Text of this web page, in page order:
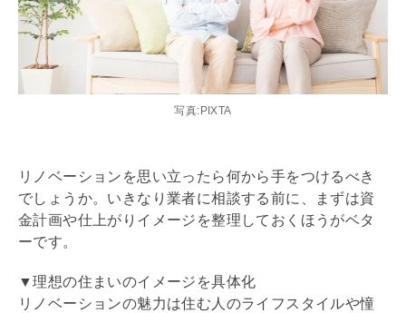
写真:PIXTA
リノベーション を思い立ったら何から手をつけるべき
でしょうか。いきなり業者に相談する前に、まずは資
金計画や仕上がりイメージを整理しておくほうがベタ
ーです。
▼理想の住まいのイメージを具体化
リノベーションの魅力は住む人のライフスタイルや憧